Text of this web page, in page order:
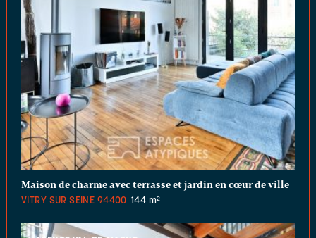
Maison de charme avec terrasse et jardin en cœur de ville
VITRY SUR SEINE 94400 144 m²